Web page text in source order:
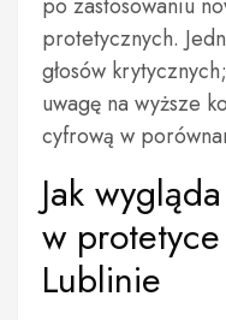
protetycznych.
głosów
uwagę na wyższe
cyfrową w
Jak
w
Lublinie